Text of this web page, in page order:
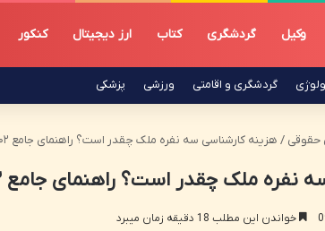
وکیل گردشگری کتاب ارز دیجیتال کنکور
گردشگری و اقامتی ورزشی پزشکی
حقوقی / هزینه کارشناسی سه نفره ملک چقدر است؟ راهنمای جامع ۱۴۰۲
نفره ملک چقدر است؟ راهنمای جامع ۱۴۰۲
خواندن این مطلب 18 دقیقه زمان میبرد